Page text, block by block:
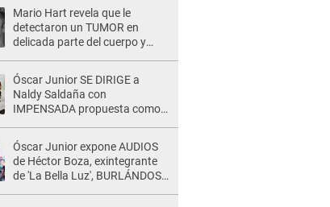
Mario Hart revela que le
detectaron un TUMOR en
delicada parte del cuerpo y
muy fuertes..."
Óscar Junior SE DIRIGE a
Naldy Saldaña con
IMPENSADA propuesta como
denuncia: "Otro tipo de ley..."
Óscar Junior expone AUDIOS
de Héctor Boza, exintegrante
de 'La Bella Luz', BURLÁNDOSE